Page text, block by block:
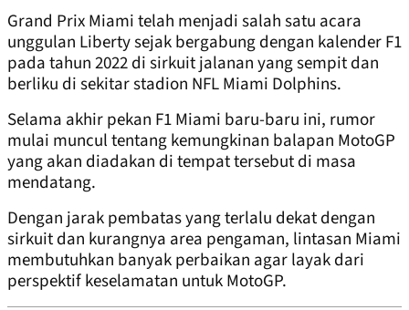
Grand Prix Miami telah menjadi salah satu acara
unggulan Liberty sejak bergabung dengan kalender F1
pada tahun 2022 di sirkuit jalanan yang sempit dan
berliku di sekitar stadion NFL Miami Dolphins.
Selama akhir pekan F1 Miami baru-baru ini, rumor
mulai muncul tentang kemungkinan balapan MotoGP
yang akan diadakan di tempat tersebut di masa
mendatang.
Dengan jarak pembatas yang terlalu dekat dengan
sirkuit dan kurangnya area pengaman, lintasan Miami
membutuhkan banyak perbaikan agar layak dari
perspektif keselamatan untuk MotoGP.